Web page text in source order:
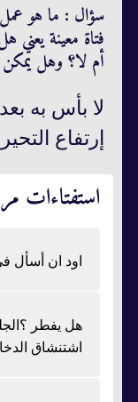
سؤال : ما هو عمل
فتاة معينة
أم لا؟ وهل
لا بأس به
إرتفاع
استفتاءات
اود ان
هل يفطر
اشتنشاق